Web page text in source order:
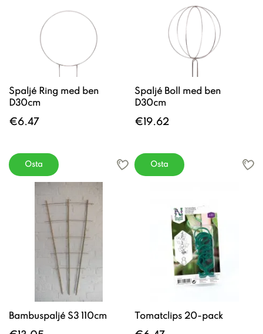
Spaljé Ring med ben
D30cm
€6.47
Osta
Spaljé Boll med ben
D30cm
€19.62
Osta
Bambuspaljé S3 110cm Tomatclips 20-pack